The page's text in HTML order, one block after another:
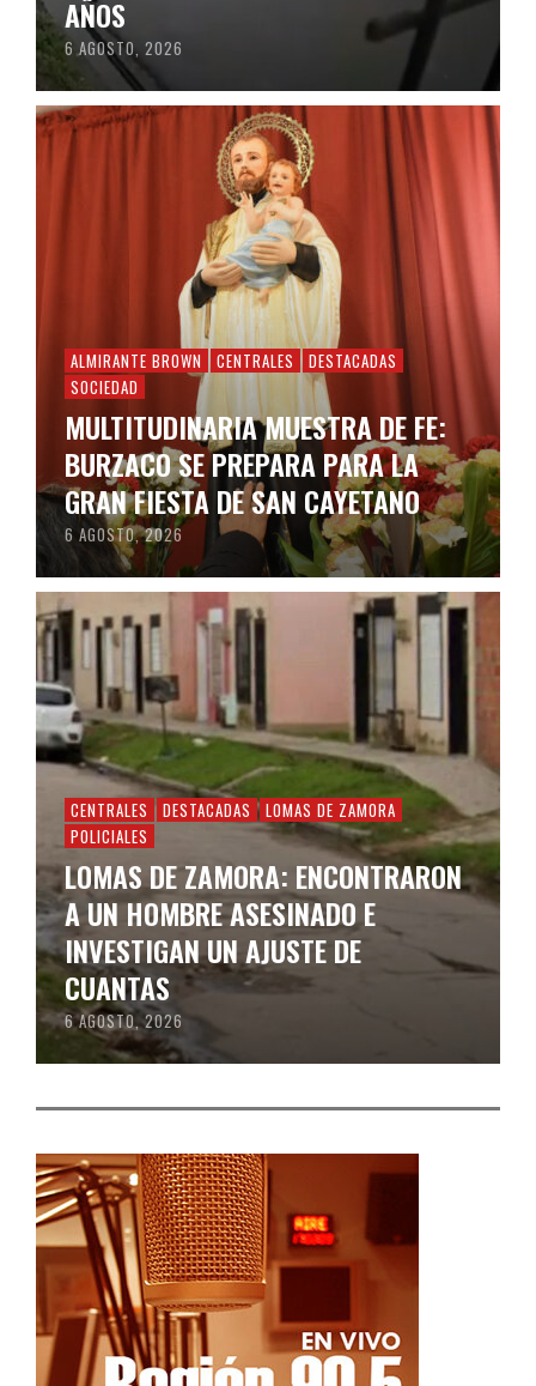
AÑOS
6 AGOSTO, 2026
ALMIRANTE BROWN CENTRALES
DESTACADAS
SOCIEDAD
MULTITUDINARIA MUESTRA DE FE:
BURZACO SE PREPARA PARA LA
GRAN FIESTA DE SAN CAYETANO
6 AGOSTO, 2026
CENTRALES DESTACADAS
LOMAS DE ZAMORA
POLICIALES
LOMAS DE ZAMORA: ENCONTRARON
A UN HOMBRE ASESINADO E
INVESTIGAN UN AJUSTE DE
CUANTAS
6 AGOSTO, 2026